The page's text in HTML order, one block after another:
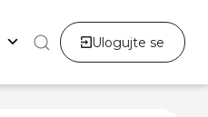
Ulogujte se